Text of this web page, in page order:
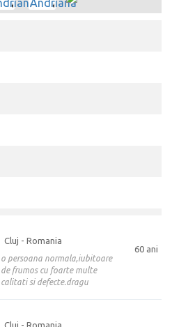
60 ani
Cluj - Romania
o persoana normala,iubitoare
de frumos cu foarte multe
calitati si defecte.dragu
Cluj - Romania